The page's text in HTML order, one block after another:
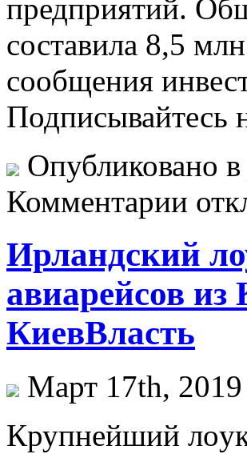
предприятий.
составила 8,5
сообщения
Подписывайтесь
Опубликовано
Комментарии
Ирландский
авиарейсов
КиевВласть
Март 17th, 2019
Крупнeйший